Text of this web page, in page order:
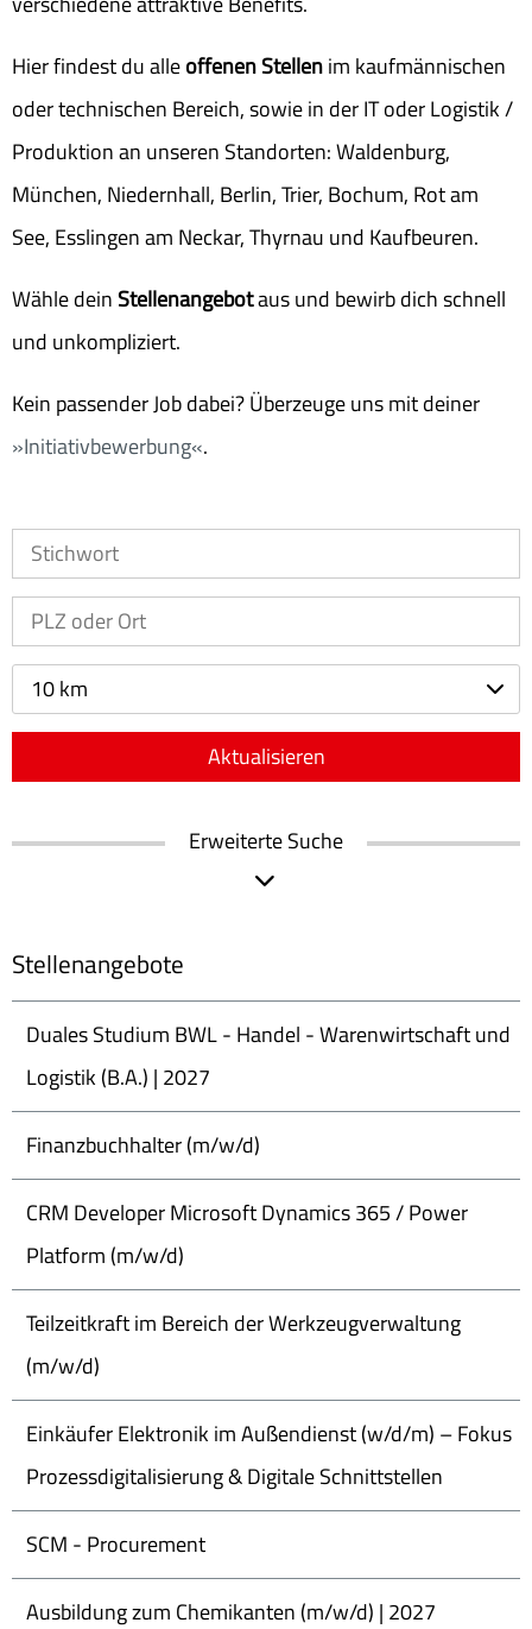
Hier findest du alleoffenen Stellenim kaufmännischen
oder technischen Bereich, sowie in der IT oder Logistik /
Produktion an unseren Standorten: Waldenburg,
München, Niedernhall, Berlin, Trier, Bochum, Rot am
See, Esslingen am Neckar, Thyrnau und Kaufbeuren.
Wähle deinStellenangebotaus und bewirb dich schnell
und unkompliziert.
Kein passender Job dabei? Überzeuge uns mit deiner
Initiativbewerbung .
10 km
Aktualisieren
Erweiterte Suche
Stellenangebote
Duales Studium BWL - Handel - Warenwirtschaft und
Logistik (B.A.) | 2027
Finanzbuchhalter (m/w/d)
CRM Developer Microsoft Dynamics 365 / Power
Platform (m/w/d)
Teilzeitkraft im Bereich der Werkzeugverwaltung
(m/w/d)
Einkäufer Elektronik im Außendienst (w/d/m) – Fokus
Prozessdigitalisierung & Digitale Schnittstellen
SCM - Procurement
Ausbildung zum Chemikanten (m/w/d) | 2027